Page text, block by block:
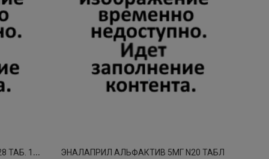
Э
НАЛАПРИЛ РЕНЕВАЛ 5МГ. №28 ТАБ. 1399 ЭНАЛАПРИЛ АЛЬФАКТИВ 5МГ N20 ТАБЛ